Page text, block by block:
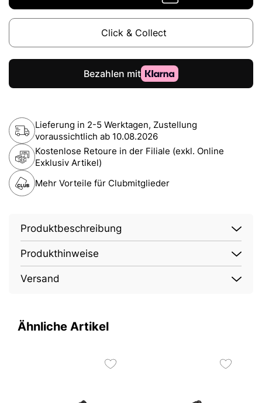
Click & Collect
Lieferung in 2-5 Werktagen, Zustellung
voraussichtlich ab 10.08.2026
Kostenlose Retoure in der Filiale (exkl. Online
Exklusiv Artikel)
Mehr Vorteile für Clubmitglieder
Produktbeschreibung
Produkthinweise
Versand
Ähnliche Artikel